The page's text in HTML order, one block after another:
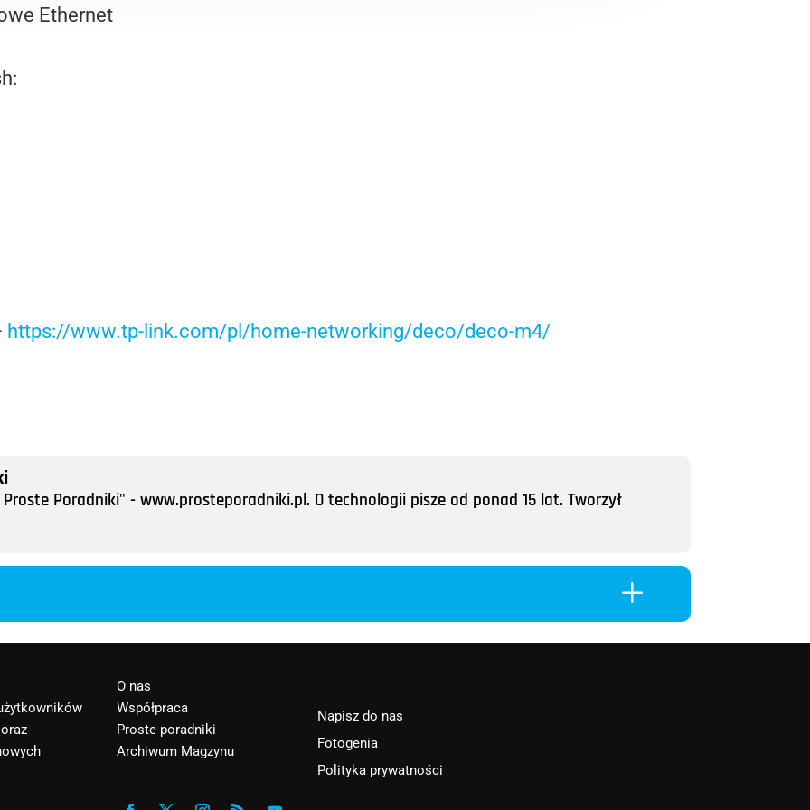
Ethernet
https://www.tp-link.com/pl/home-networking/deco/deco-m4/
Poradniki" - www.prosteporadniki.pl. O technologii pisze od ponad 15 lat. Tworzył
L
O nas
Współpraca
Proste poradniki
Archiwum Magzynu
Napisz do nas
Fotogenia
Polityka prywatności